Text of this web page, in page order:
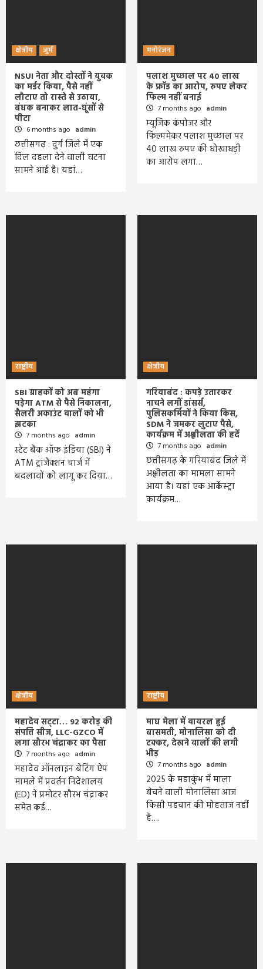
क्षेत्रीय जुर्म
NSUI नेता और दोस्तों ने युवक
का मर्डर किया, पैसे नहीं
लौटाए तो रास्ते से उठाया,
बंधक बनाकर लात-घूंसों से
पीटा
6 months ago admin
छत्तीसगढ़ : दुर्ग जिले में एक
दिल दहला देने वाली घटना
सामने आई है। यहां…
मनोरंजन
पलाश मुच्छाल पर 40 लाख
के फ्रॉड का आरोप, रुपए लेकर
फिल्म नहीं बनाई
7 months ago admin
म्यूजिक कंपोजर और
फिल्ममेकर पलाश मुच्छाल पर
40 लाख रुपए की धोखाधड़ी
का आरोप लगा…
राष्ट्रीय
SBI ग्राहकों को अब महंगा
पड़ेगा ATM से पैसे निकालना,
सैलरी अकाउंट वालों को भी
झटका
7 months ago admin
स्टेट बैंक ऑफ इंडिया (SBI) ने
ATM ट्रांजैक्शन चार्ज में
बदलावों को लागू कर दिया…
क्षेत्रीय
गरियाबंद : कपड़े उतारकर
नाचने लगीं डांसर्स,
पुलिसकर्मियों ने किया किस,
SDM ने जमकर लुटाए पैसे,
कार्यक्रम में अश्लीलता की हदें
7 months ago admin
छत्तीसगढ़ के गरियाबंद जिले में
अश्लीलता का मामला सामने
आया है। यहां एक आर्केस्ट्रा
कार्यक्रम…
क्षेत्रीय
महादेव सट्‌टा… 92 करोड़ की
संपत्ति सीज, LLC-GZCO में
लगा सौरभ चंद्राकर का पैसा
7 months ago admin
महादेव ऑनलाइन बेटिंग ऐप
मामले में प्रवर्तन निदेशालय
(ED) ने प्रमोटर सौरभ चंद्राकर
समेत कई…
राष्ट्रीय
माघ मेला में वायरल हुई
बासमती, मोनालिसा को दी
टक्कर, देखने वालों की लगी
भीड़
7 months ago admin
2025 के महाकुंभ में माला
बेचने वाली मोनालिसा आज
किसी पहचान की मोहताज नहीं
हैं….